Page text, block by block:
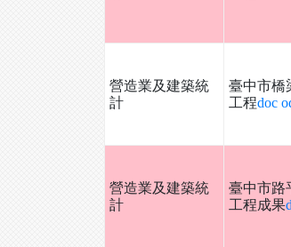
營造業及建築統
計
臺中市橋
工程doc
營造業及建築統
計
臺中市路
工程成果